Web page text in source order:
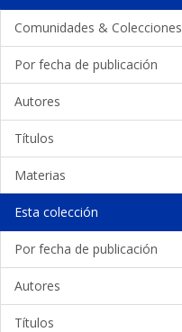
Comunidades & Colecciones
Por fecha de publicación
Autores
Títulos
Materias
Esta colección
Por fecha de publicación
Autores
Títulos